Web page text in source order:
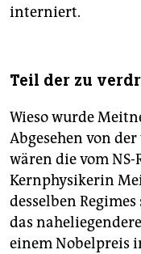
interniert.
Teil der zu
Wieso wurde
Abgesehen von
wären die vom
Kernphysikerin
desselben
das
einem Nobelpreis